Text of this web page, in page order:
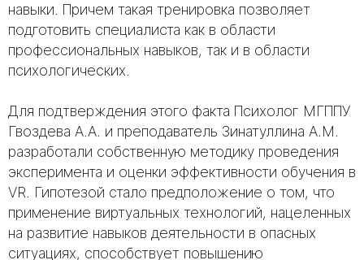
навыки. Причем такая тренировка позволяет
подготовить специалиста как в области
профессиональных навыков, так и в области
психологических.
Для подтверждения этого факта Психолог МГППУ
Гвоздева А.А. и преподаватель Зинатуллина А.М.
разработали собственную методику проведения
эксперимента и оценки эффективности обучения в
VR. Гипотезой стало предположение о том, что
применение виртуальных технологий, нацеленных
на развитие навыков деятельности в опасных
ситуациях, способствует повышению